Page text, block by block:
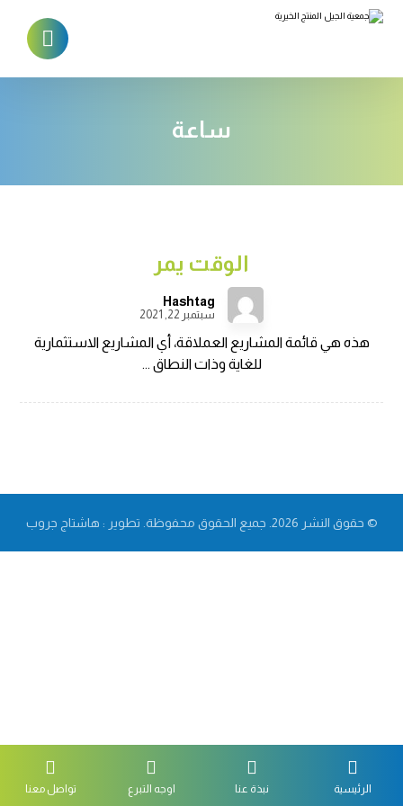
ساعة
الوقت يمر
Hashtag
سبتمبر 22, 2021
هذه هي قائمة المشاريع العملاقة، أي المشاريع الاستثمارية
للغاية وذات النطاق ...
© حقوق النشر 2026. جميع الحقوق محفوظة. تطوير : هاشتاج جروب
الرئيسية نبذة عنا اوجه التبرع تواصل معنا